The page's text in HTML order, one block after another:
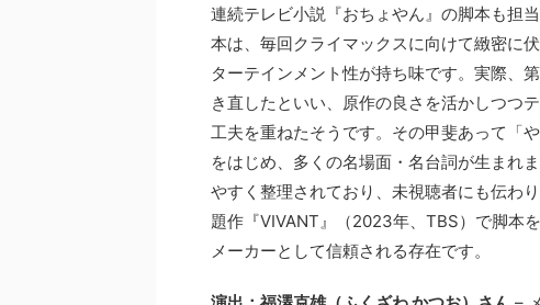
連続テレビ小説『おちょやん』の脚本も担
本は、毎回クライマックスに向けて緻密に
ターテインメント性が持ち味です。実際、
き直したといい、原作の良さを活かしつつ
工夫を重ねたそうです。その甲斐あって「
をはじめ、多くの名場面・名台詞が生まれ
やすく整理されており、未視聴者にも伝わ
題作『VIVANT』（2023年、TBS）で脚本
メーカーとして信頼される存在です。